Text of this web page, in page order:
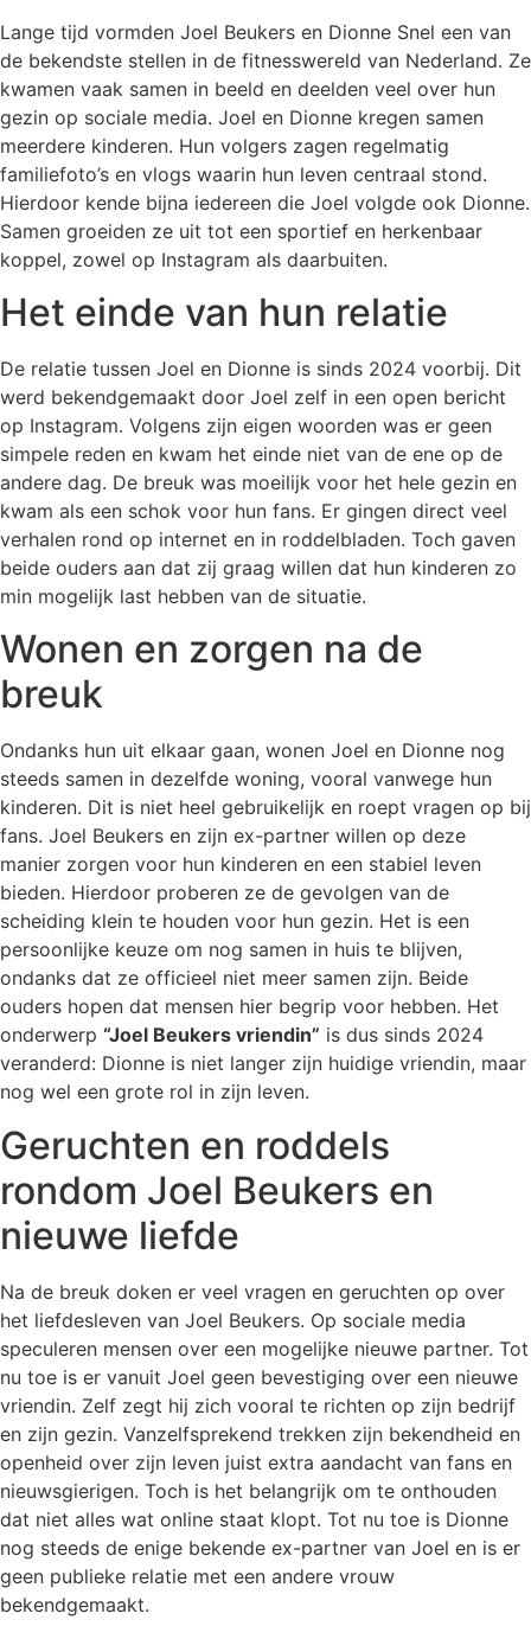
Lange tijd vormden Joel Beukers en Dionne Snel een van
de bekendste stellen in de fitnesswereld van Nederland. Ze
kwamen vaak samen in beeld en deelden veel over hun
gezin op sociale media. Joel en Dionne kregen samen
meerdere kinderen. Hun volgers zagen regelmatig
familiefoto’s en vlogs waarin hun leven centraal stond.
Hierdoor kende bijna iedereen die Joel volgde ook Dionne.
Samen groeiden ze uit tot een sportief en herkenbaar
koppel, zowel op Instagram als daarbuiten.
Het einde van hun relatie
De relatie tussen Joel en Dionne is sinds 2024 voorbij. Dit
werd bekendgemaakt door Joel zelf in een open bericht
op Instagram. Volgens zijn eigen woorden was er geen
simpele reden en kwam het einde niet van de ene op de
andere dag. De breuk was moeilijk voor het hele gezin en
kwam als een schok voor hun fans. Er gingen direct veel
verhalen rond op internet en in roddelbladen. Toch gaven
beide ouders aan dat zij graag willen dat hun kinderen zo
min mogelijk last hebben van de situatie.
Wonen en zorgen na de
breuk
Ondanks hun uit elkaar gaan, wonen Joel en Dionne nog
steeds samen in dezelfde woning, vooral vanwege hun
kinderen. Dit is niet heel gebruikelijk en roept vragen op bij
fans. Joel Beukers en zijn ex-partner willen op deze
manier zorgen voor hun kinderen en een stabiel leven
bieden. Hierdoor proberen ze de gevolgen van de
scheiding klein te houden voor hun gezin. Het is een
persoonlijke keuze om nog samen in huis te blijven,
ondanks dat ze officieel niet meer samen zijn. Beide
ouders hopen dat mensen hier begrip voor hebben. Het
onderwerp “Joel Beukers vriendin” is dus sinds 2024
veranderd: Dionne is niet langer zijn huidige vriendin, maar
nog wel een grote rol in zijn leven.
Geruchten en roddels
rondom Joel Beukers en
nieuwe liefde
Na de breuk doken er veel vragen en geruchten op over
het liefdesleven van Joel Beukers. Op sociale media
speculeren mensen over een mogelijke nieuwe partner. Tot
nu toe is er vanuit Joel geen bevestiging over een nieuwe
vriendin. Zelf zegt hij zich vooral te richten op zijn bedrijf
en zijn gezin. Vanzelfsprekend trekken zijn bekendheid en
openheid over zijn leven juist extra aandacht van fans en
nieuwsgierigen. Toch is het belangrijk om te onthouden
dat niet alles wat online staat klopt. Tot nu toe is Dionne
nog steeds de enige bekende ex-partner van Joel en is er
geen publieke relatie met een andere vrouw
bekendgemaakt.